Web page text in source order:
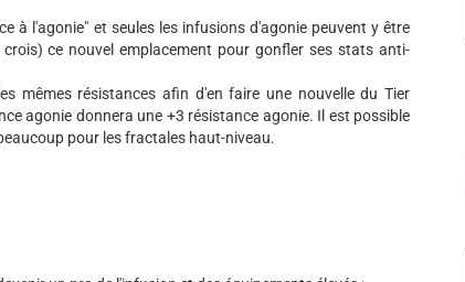
à l'agonie" et seules les infusions d'agonie peuvent y être
ce nouvel emplacement pour gonfler ses stats anti-
mêmes résistances afin d'en faire une nouvelle du Tier
agonie donnera une +3 résistance agonie. Il est possible
pour les fractales haut-niveau.